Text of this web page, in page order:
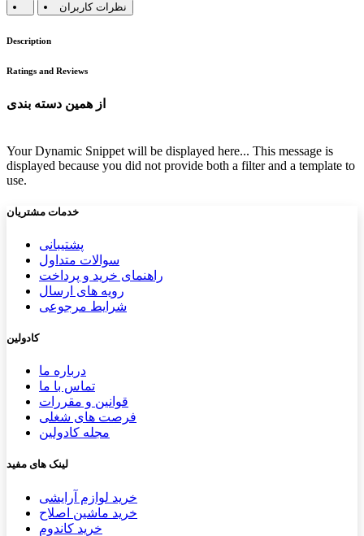
نظرات کاربران
Description
Ratings and Reviews
از همین دسته بندی
Your Dynamic Snippet will be displayed here... This message is
displayed because you did not provide both a filter and a template to
use.
خدمات مشتریان
پشتیب​​انی
سوالات متداول
راهنمای خرید و پرداخت
رویه های ارسال
شرایط مرجوعی
کادولین
درباره ما
تماس با ما
قوانین و مقررات
فرصت های شغلی
مجله کادولین
لینک های مفید
خرید لوازم آرایشی
خرید ماشین اصلاح
خرید کاندوم